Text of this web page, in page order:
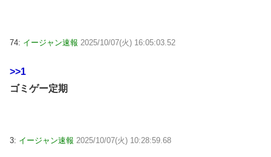
74: イージャン速報 2025/10/07(火) 16:05:03.52
>>1
ゴミゲー定期
3: イージャン速報 2025/10/07(火) 10:28:59.68